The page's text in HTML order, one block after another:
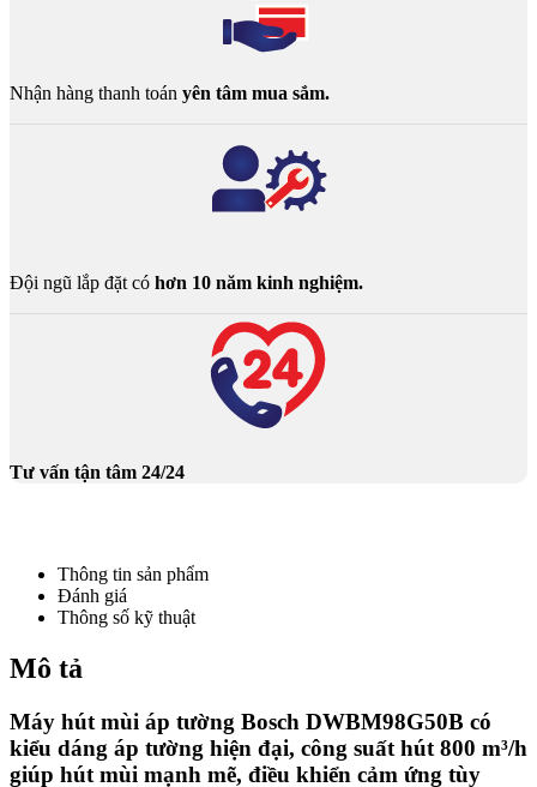
Nhận hàng thanh toán yên tâm mua sắm.
Đội ngũ lắp đặt có hơn 10 năm kinh nghiệm.
Tư vấn tận tâm 24/24
Thông tin sản phẩm
Đánh giá
Thông số kỹ thuật
Mô tả
Máy hút mùi áp tường Bosch DWBM98G50B có
kiểu dáng áp tường hiện đại, công suất hút 800 m³/h
giúp hút mùi mạnh mẽ, điều khiển cảm ứng tùy